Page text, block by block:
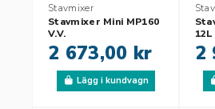
Stavmixer
Stavmixer Mini MP160
V.V.
2 673,00 kr
Lägg i kundvagn
12L
2